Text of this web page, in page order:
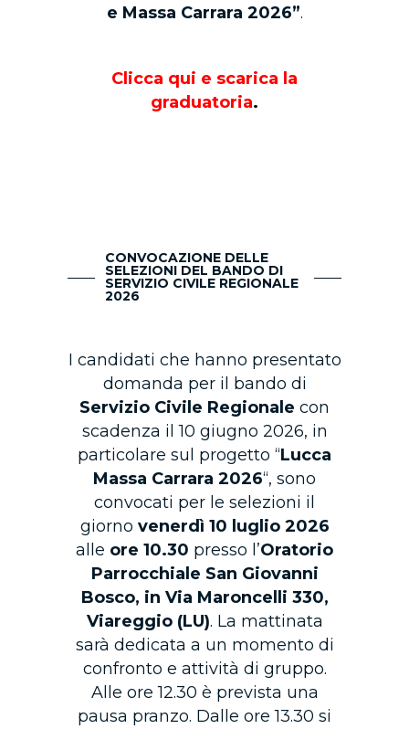
e Massa Carrara 2026”.
Clicca qui e scarica la
graduatoria.
CONVOCAZIONE DELLE
SELEZIONI DEL BANDO DI
SERVIZIO CIVILE REGIONALE
2026
I candidati che hanno presentato
domanda per il bando di
Servizio Civile Regionale con
scadenza il 10 giugno 2026, in
particolare sul progetto “Lucca
Massa Carrara 2026“, sono
convocati per le selezioni il
giorno venerdì 10 luglio 2026
alle ore 10.30 presso l’Oratorio
Parrocchiale San Giovanni
Bosco, in Via Maroncelli 330,
Viareggio (LU). La mattinata
sarà dedicata a un momento di
confronto e attività di gruppo.
Alle ore 12.30 è prevista una
pausa pranzo. Dalle ore 13.30 si